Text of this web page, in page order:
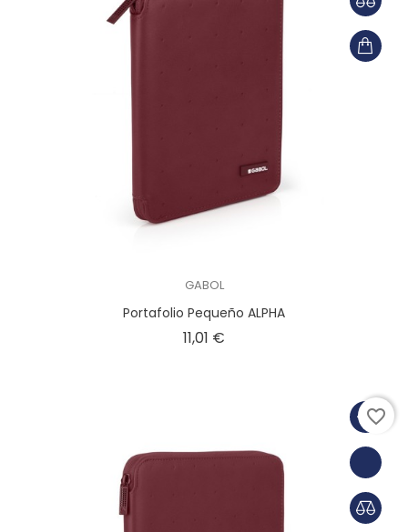
GABOL
Portafolio Pequeño ALPHA
11,01 €
favorite_border